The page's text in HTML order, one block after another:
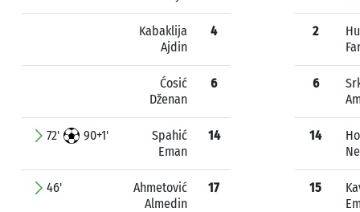
Kabaklija
Ajdin
4
Ćosić
Dženan
6
72' 90+1'
Spahić
Eman
14
46'
Ahmetović
Almedin
17
2
6
14
15